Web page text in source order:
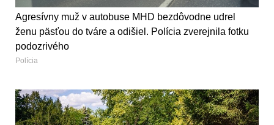
Agresívny muž v autobuse MHD bezdôvodne udrel
ženu päsťou do tváre a odišiel. Polícia zverejnila fotku
podozrivého
Polícia